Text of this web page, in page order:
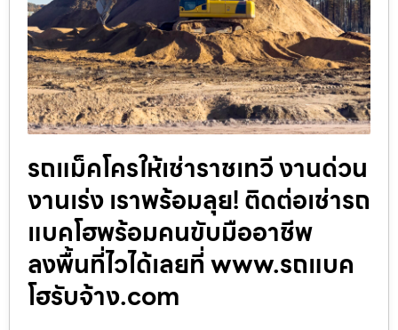
รถแม็คโครให้เช่าราชเทวี งานด่วน
งานเร่ง เราพร้อมลุย! ติดต่อเช่ารถ
แบคโฮพร้อมคนขับมืออาชีพ
ลงพื้นที่ไวได้เลยที่ www.รถแบค
โฮรับจ้าง.com